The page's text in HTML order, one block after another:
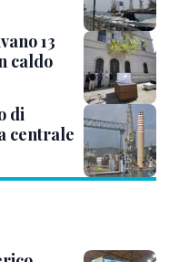
13
caldo
di
centrale